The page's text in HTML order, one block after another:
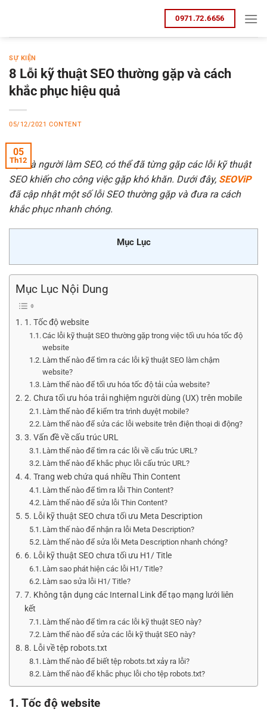
nội
0971.72.6656
SỰ KIỆN
8 Lỗi kỹ thuật SEO thường gặp và cách
khắc phục hiệu quả
05/12/2021 CONTENT
05
Th12
Bạn là người làm SEO, có thể đã từng gặp các lỗi kỹ thuật
SEO khiến cho công việc gặp khó khăn. Dưới đây, SEOViP
đã cập nhật một số lỗi SEO thường gặp và đưa ra cách
khắc phục nhanh chóng.
Mục Lục
Mục Lục Nội Dung
1. Tốc độ website
Các lỗi kỹ thuật SEO thường gặp trong việc tối ưu hóa tốc độ
website
Làm thế nào để tìm ra các lỗi kỹ thuật SEO làm chậm
website?
Làm thế nào để tối ưu hóa tốc độ tải của website?
2. Chưa tối ưu hóa trải nghiệm người dùng (UX) trên mobile
Làm thế nào để kiểm tra trình duyệt mobile?
Làm thế nào để sửa các lỗi website trên điện thoại di động?
3. Vấn đề về cấu trúc URL
Làm thế nào để tìm ra các lỗi về cấu trúc URL?
Làm thế nào để khắc phục lỗi cấu trúc URL?
4. Trang web chứa quá nhiều Thin Content
Làm thế nào để tìm ra lỗi Thin Content?
Làm thế nào để sửa lỗi Thin Content?
5. Lỗi kỹ thuật SEO chưa tối ưu Meta Description
Làm thế nào để nhận ra lỗi Meta Description?
Làm thế nào để sửa lỗi Meta Description nhanh chóng?
6. Lỗi kỹ thuật SEO chưa tối ưu H1/ Title
Làm sao phát hiện các lỗi H1/ Title?
Làm sao sửa lỗi H1/ Title?
7. Không tận dụng các Internal Link để tạo mạng lưới liên
kết
Làm thế nào để tìm ra các lỗi kỹ thuật SEO này?
Làm thế nào để sửa các lỗi kỹ thuật SEO này?
8. Lỗi về tệp robots.txt
Làm thế nào để biết tệp robots.txt xảy ra lỗi?
Làm thế nào để khắc phục lỗi cho tệp robots.txt?
1. Tốc độ website